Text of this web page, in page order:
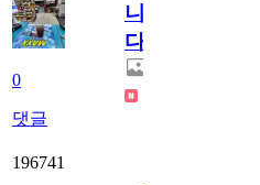
0
댓글
니
다.
196741